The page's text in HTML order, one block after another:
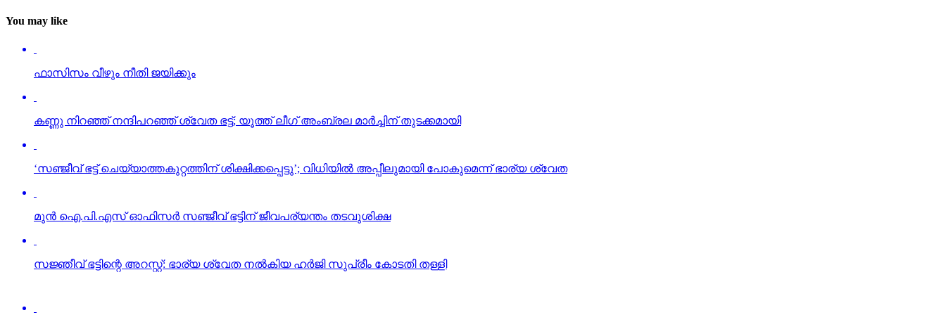
You may like
ഫാസിസം വീഴും നീതി ജയിക്കും
കണ്ണു നിറഞ്ഞ് നന്ദിപറഞ്ഞ് ശ്വേത ഭട്ട്; യൂത്ത് ലീഗ് അംബ്രല മാര്‍ച്ചിന് തുടക്കമായി
‘സഞ്ജീവ് ഭട്ട് ചെയ്യാത്തകുറ്റത്തിന് ശിക്ഷിക്കപ്പെട്ടു’; വിധിയില്‍ അപ്പീലുമായി പോകുമെന്ന് ഭാര്യ ശ്വേത
മുന്‍ ഐ.പി.എസ് ഓഫിസര്‍ സഞ്ജീവ് ഭട്ടിന് ജീവപര്യന്തം തടവുശിക്ഷ
സജ്ഞീവ് ഭട്ടിന്റെ അറസ്റ്റ്: ഭാര്യ ശ്വേത നല്‍കിയ ഹര്‍ജി സുപ്രീം കോടതി തള്ളി
പ്രതിഷേധം; സഞ്ജീവ് ഭട്ടിനെ കാണാന്‍ അഭിഭാഷകന് അനുമതി